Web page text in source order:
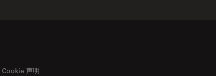
Cookie 声明